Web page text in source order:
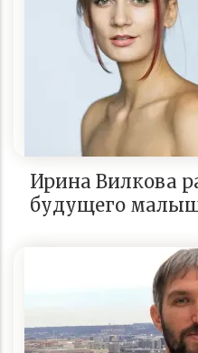
Ирина Вилкова
будущего